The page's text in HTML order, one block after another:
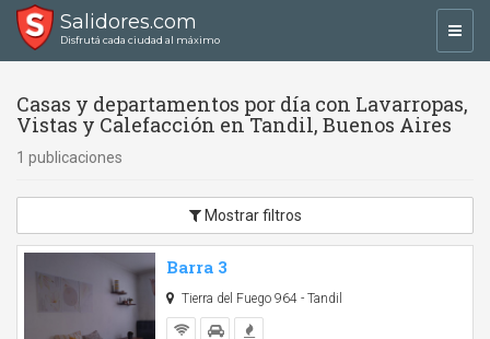
Salidores.com
Disfrutá cada ciudad al máximo
Casas y departamentos por día con Lavarropas,
Vistas y Calefacción en Tandil, Buenos Aires
1 publicaciones
Mostrar filtros
Barra 3
Tierra del Fuego 964 - Tandil